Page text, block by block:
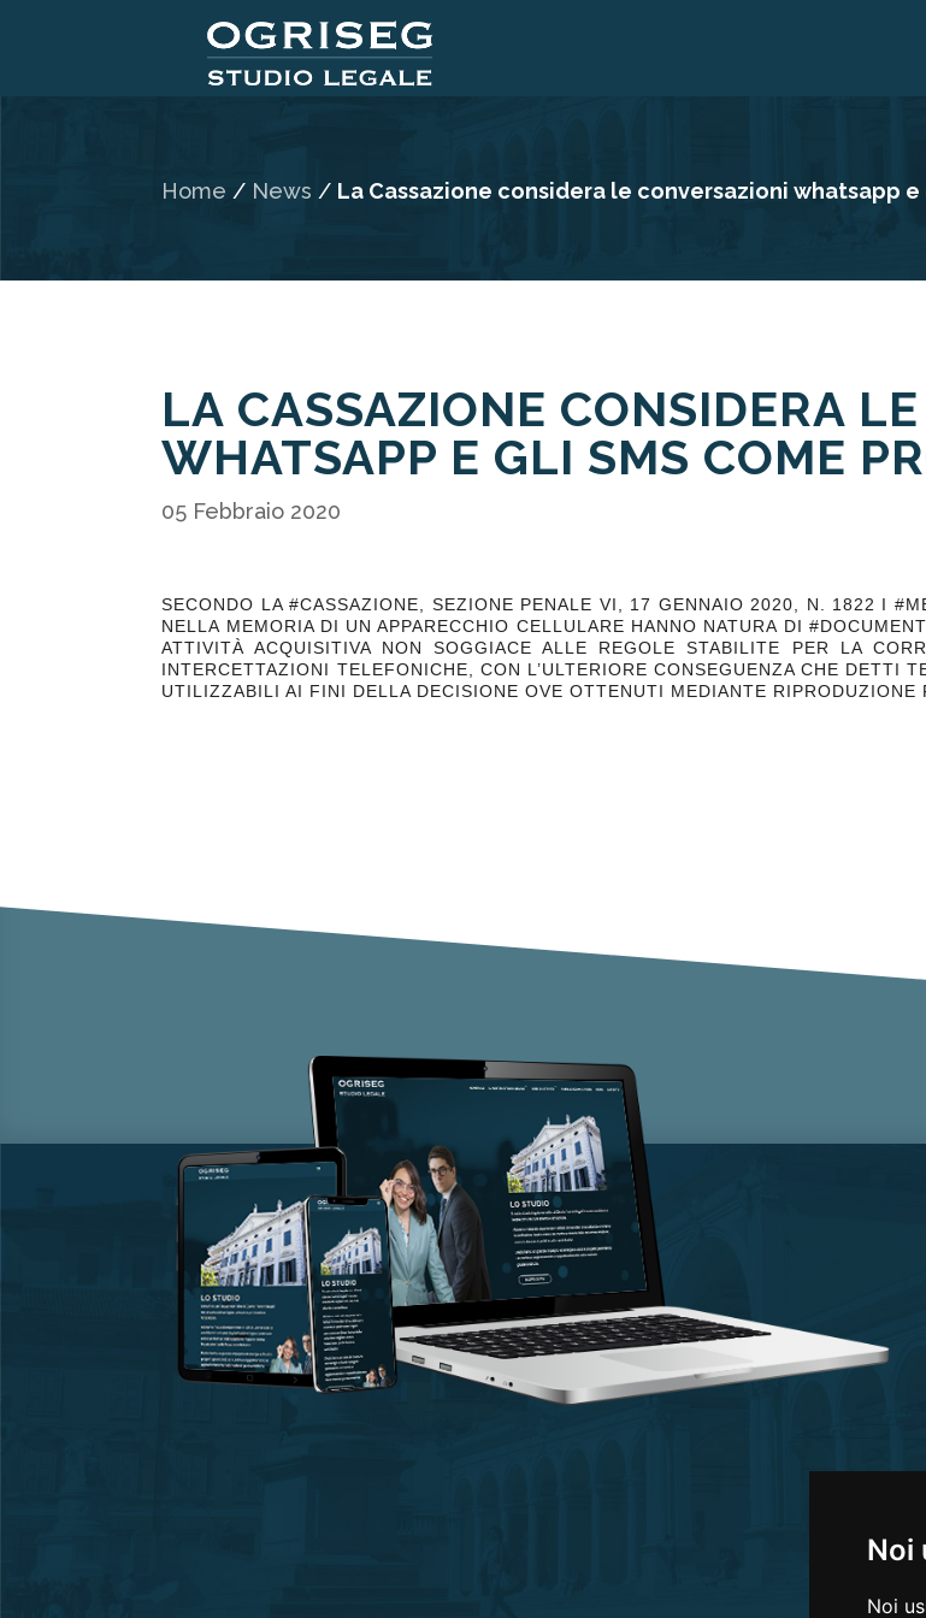
Noi
Noi
Home / News / La Cassazione considera le conversazioni whatsapp
LA CASSAZIONE CONSIDERA
WHATSAPP E GLI SMS COME
05 Febbraio 2020
SECONDO LA #CASSAZIONE, SEZIONE PENALE VI, 17 GENNAIO 2020, N. 1822 I
NELLA MEMORIA DI UN APPARECCHIO CELLULARE HANNO NATURA DI
ATTIVITÀ ACQUISITIVA NON SOGGIACE ALLE REGOLE STABILITE PER LA
INTERCETTAZIONI TELEFONICHE, CON L’ULTERIORE CONSEGUENZA CHE DETTI
UTILIZZABILI AI FINI DELLA DECISIONE OVE OTTENUTI MEDIANTE RIPRODUZIONE